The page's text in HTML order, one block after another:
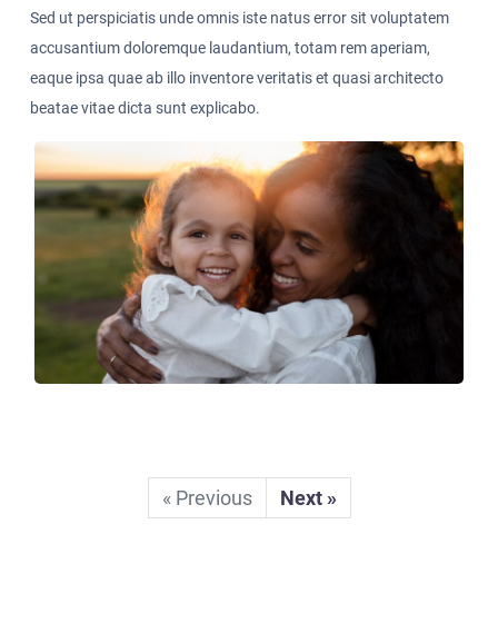
Sed ut perspiciatis unde omnis iste natus error sit voluptatem
accusantium doloremque laudantium, totam rem aperiam,
eaque ipsa quae ab illo inventore veritatis et quasi architecto
beatae vitae dicta sunt explicabo.
« Previous Next »